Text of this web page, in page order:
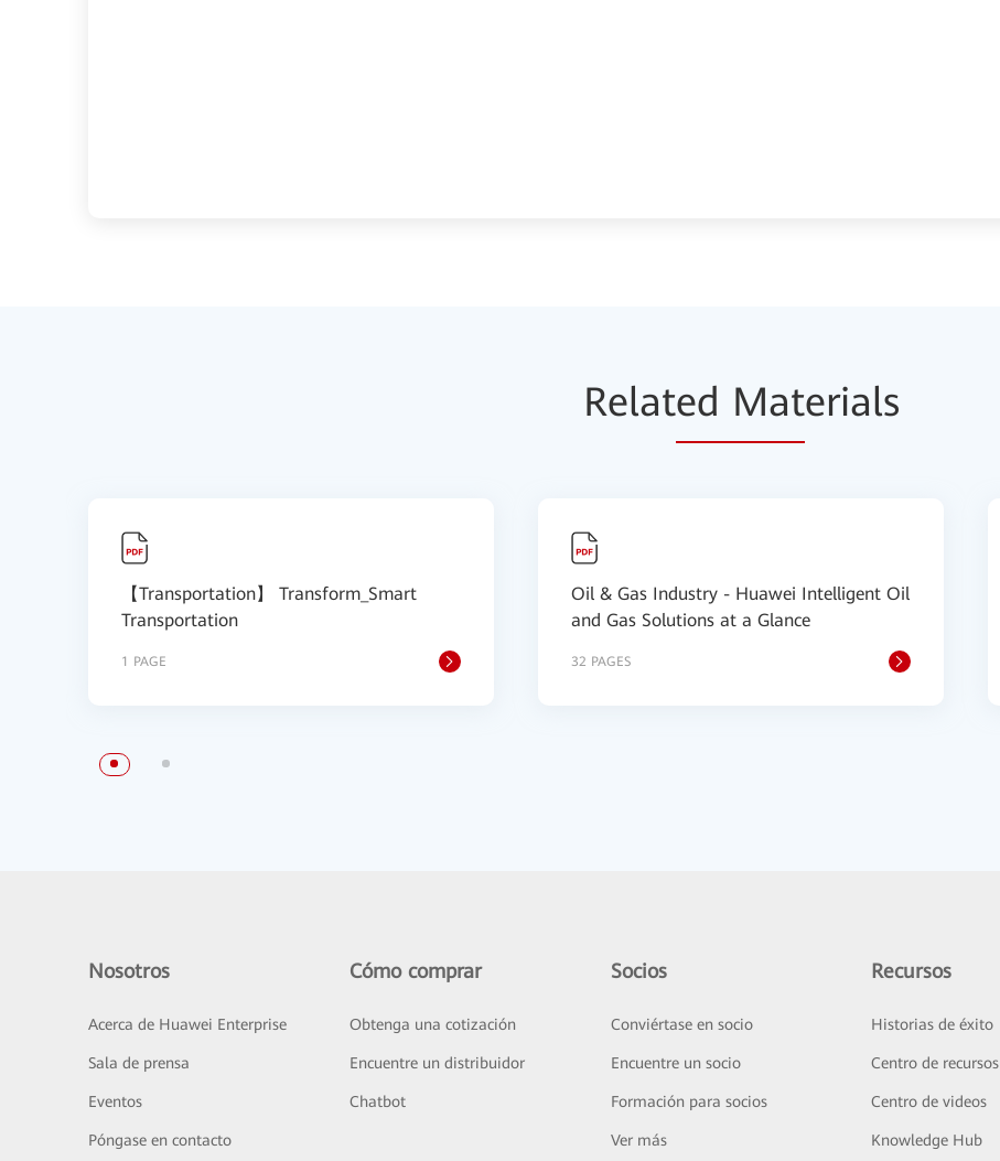
Related Materials
【Transportation】 Transform_Smart
Transportation
1 PAGE
Oil & Gas Industry - Huawei Intelligent Oil
and Gas Solutions at a Glance
32 PAGES
Nosotros
Acerca de Huawei Enterprise
Sala de prensa
Eventos
Póngase en contacto
Cómo comprar
Obtenga una cotización
Encuentre un distribuidor
Chatbot
Socios
Conviértase en socio
Encuentre un socio
Formación para socios
Ver más
Recursos
Historias de éxito
Centro de recursos
Centro de videos
Knowledge Hub